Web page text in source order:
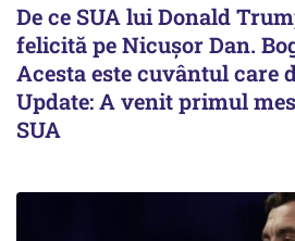
De ce SUA lui Donald
felicită pe Nicușor Dan.
Acesta este cuvântul care
Update: A venit primul
SUA